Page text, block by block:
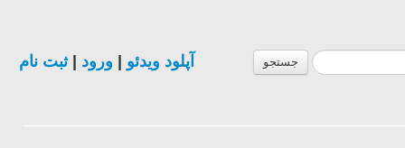
جستجو آپلود ویدئو ورود |ثبت نام